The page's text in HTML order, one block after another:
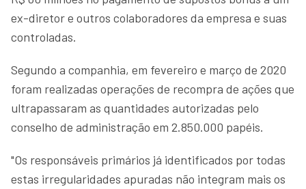
ex-diretor e outros colaboradores da empresa e suas
controladas.
Segundo a companhia, em fevereiro e março de 2020
foram realizadas operações de recompra de ações que
ultrapassaram as quantidades autorizadas pelo
conselho de administração em 2.850.000 papéis.
"Os responsáveis primários já identificados por todas
estas irregularidades apuradas não integram mais os